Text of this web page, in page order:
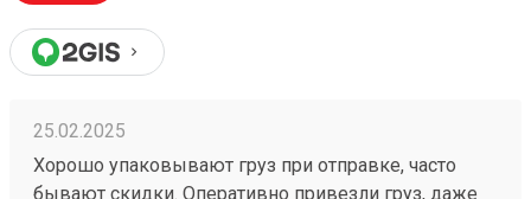
25.02.2025
Хорошо упаковывают груз при отправке, часто
бывают скидки. Оперативно привезли груз, даже